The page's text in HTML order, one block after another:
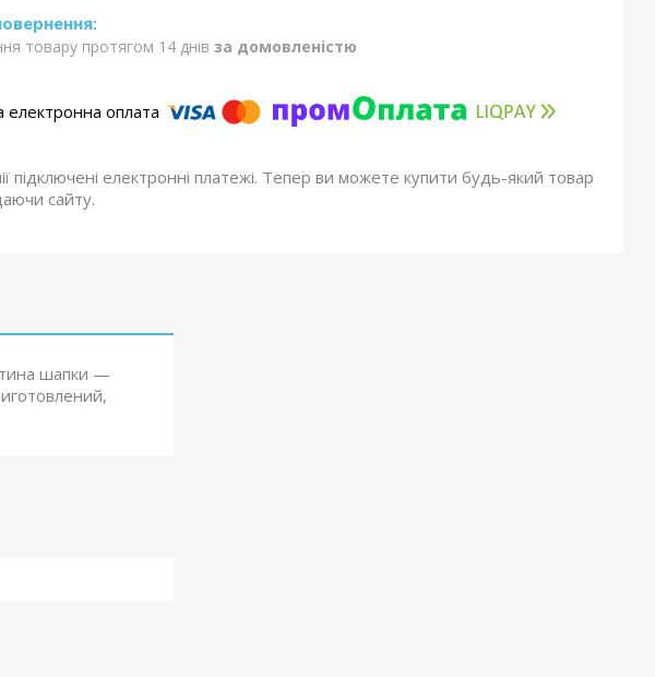
товару протягом 14 днів за домовленістю
підключені електронні платежі. Тепер ви можете купити будь-який товар
сайту.
шапки —